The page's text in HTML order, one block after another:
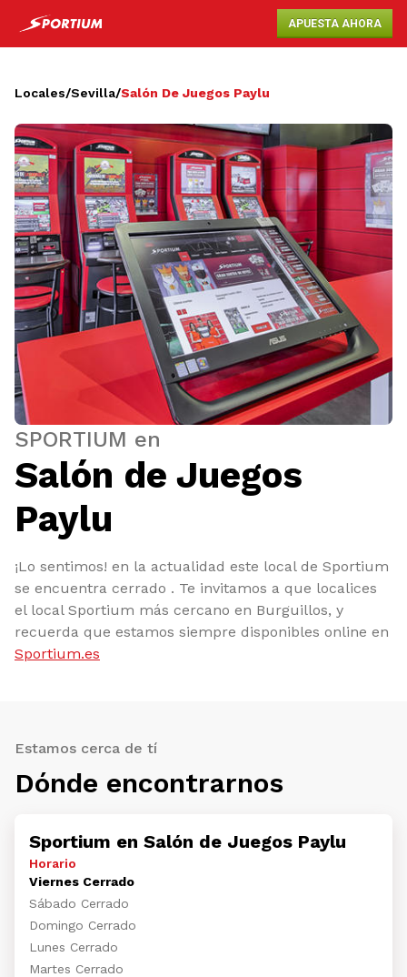
APUESTA AHORA
Locales/Sevilla/Salón De Juegos Paylu
SPORTIUM en
Salón de Juegos
Paylu
¡Lo sentimos! en la actualidad este local de Sportium
se encuentra cerrado . Te invitamos a que localices
el local Sportium más cercano en Burguillos, y
recuerda que estamos siempre disponibles online en
Sportium.es
Estamos cerca de tí
Dónde encontrarnos
Sportium en Salón de Juegos Paylu
Horario
Viernes Cerrado
Sábado Cerrado
Domingo Cerrado
Lunes Cerrado
Martes Cerrado